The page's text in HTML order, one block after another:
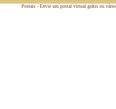
Postais - Envie um postal virtual grátis ou